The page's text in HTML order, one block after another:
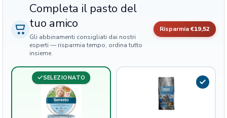
i
o
G
a
t
t
o
Completa il pasto del
tuo amico
Gli abbinamenti consigliati dai nostri
esperti — risparmia tempo, ordina tutto
insieme.
Risparmia€19,52
SELEZIONATO